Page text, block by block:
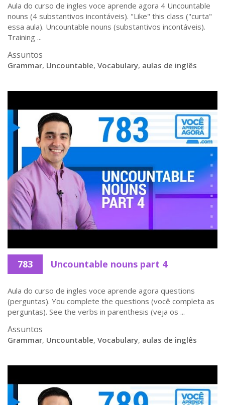
Aula do curso de ingles voce aprende agora 4 Uncountable
nouns (4 substantivos incontáveis). "Like" this class ("curta"
essa aula). Uncountable nouns (substantivos incontáveis).
Training ...
Assuntos
Grammar, Uncountable, Vocabulary, aulas de inglês
783 Uncountable nouns part 4
Aula do curso de ingles voce aprende agora questions
(perguntas). You complete the questions (você completa as
perguntas). See the verbs in parenthesis (veja os ...
Assuntos
Grammar, Uncountable, Vocabulary, aulas de inglês